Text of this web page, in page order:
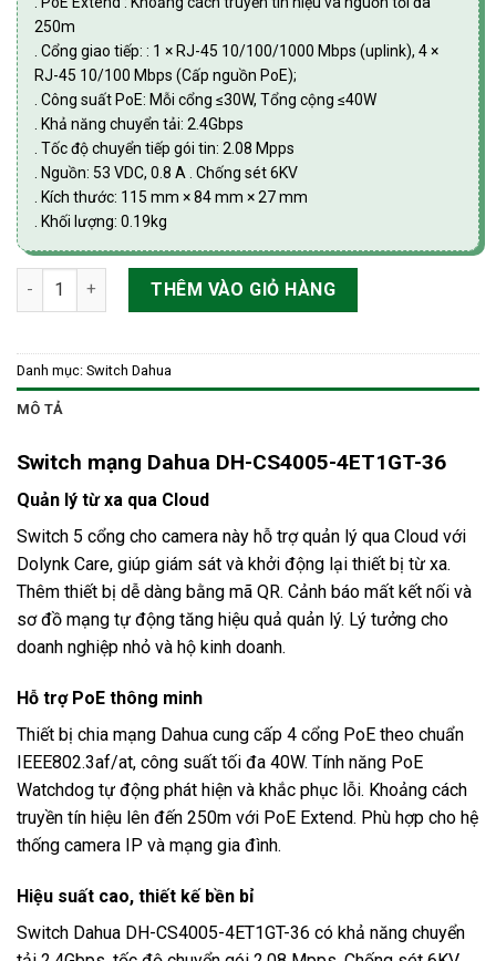
250m
. Cổng giao tiếp: : 1 × RJ-45 10/100/1000 Mbps (uplink), 4 ×
RJ-45 10/100 Mbps (Cấp nguồn PoE);
. Công suất PoE: Mỗi cổng ≤30W, Tổng cộng ≤40W
. Khả năng chuyển tải: 2.4Gbps
. Tốc độ chuyển tiếp gói tin: 2.08 Mpps
. Nguồn: 53 VDC, 0.8 A . Chống sét 6KV
. Kích thước: 115 mm × 84 mm × 27 mm
. Khối lượng: 0.19kg
Switch Cloud 5 cổng DAHUA DH-CS4005-4ET1GT-36 số lượng
THÊM VÀO GIỎ HÀNG
Danh mục: Switch Dahua
MÔ TẢ
Switch mạng Dahua DH-CS4005-4ET1GT-36
Quản lý từ xa qua Cloud
Switch 5 cổng cho camera này hỗ trợ quản lý qua Cloud với
Dolynk Care, giúp giám sát và khởi động lại thiết bị từ xa.
Thêm thiết bị dễ dàng bằng mã QR. Cảnh báo mất kết nối và
sơ đồ mạng tự động tăng hiệu quả quản lý. Lý tưởng cho
doanh nghiệp nhỏ và hộ kinh doanh.
Hỗ trợ PoE thông minh
Thiết bị chia mạng Dahua cung cấp 4 cổng PoE theo chuẩn
IEEE802.3af/at, công suất tối đa 40W. Tính năng PoE
Watchdog tự động phát hiện và khắc phục lỗi. Khoảng cách
truyền tín hiệu lên đến 250m với PoE Extend. Phù hợp cho hệ
thống camera IP và mạng gia đình.
Hiệu suất cao, thiết kế bền bỉ
Switch Dahua DH-CS4005-4ET1GT-36 có khả năng chuyển